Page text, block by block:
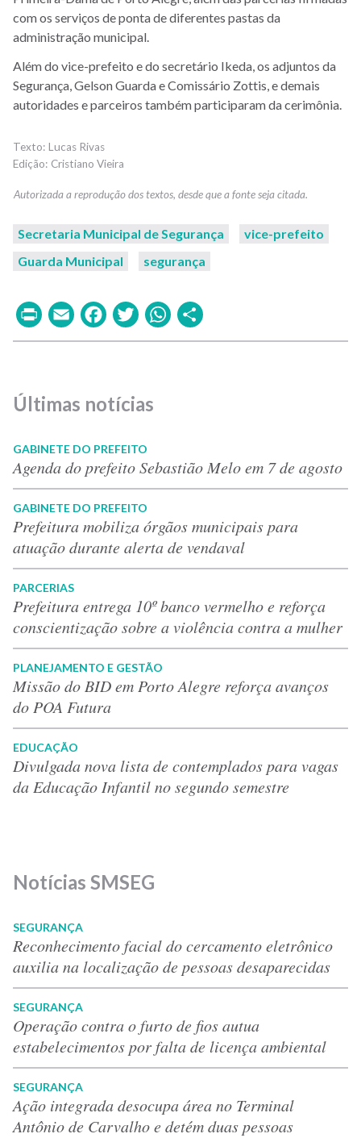
com os serviços de ponta de diferentes pastas da
administração municipal.
Além do vice-prefeito e do secretário Ikeda, os adjuntos da
Segurança, Gelson Guarda e Comissário Zottis, e demais
autoridades e parceiros também participaram da cerimônia.
Lucas Rivas
Cristiano Vieira
Secretaria Municipal de Segurança
vice-prefeito
Guarda Municipal
segurança
PrintEmailFacebook
TwitterWhatsApp
Últimas notícias
GABINETE DO PREFEITO
Agenda do prefeito Sebastião Melo em 7 de agosto
GABINETE DO PREFEITO
Prefeitura mobiliza órgãos municipais para
atuação durante alerta de vendaval
PARCERIAS
Prefeitura entrega 10º banco vermelho e reforça
conscientização sobre a violência contra a mulher
PLANEJAMENTO E GESTÃO
Missão do BID em Porto Alegre reforça avanços
do POA Futura
EDUCAÇÃO
Divulgada nova lista de contemplados para vagas
da Educação Infantil no segundo semestre
Notícias SMSEG
SEGURANÇA
Reconhecimento facial do cercamento eletrônico
auxilia na localização de pessoas desaparecidas
SEGURANÇA
Operação contra o furto de fios autua
estabelecimentos por falta de licença ambiental
SEGURANÇA
Ação integrada desocupa área no Terminal
Antônio de Carvalho e detém duas pessoas